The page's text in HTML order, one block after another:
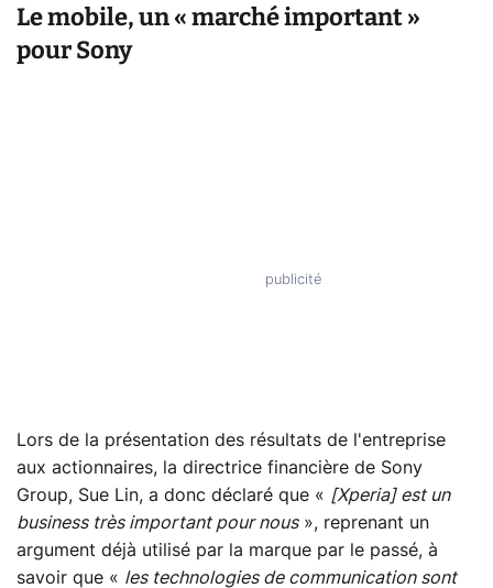
Le mobile, un « marché important »
pour Sony
Lors de la présentation des résultats de l'entreprise
aux actionnaires, la directrice financière de Sony
Group, Sue Lin, a donc déclaré que « [Xperia] est un
business très important pour nous», reprenant un
argument déjà utilisé par la marque par le passé, à
savoir que « les technologies de communication sont